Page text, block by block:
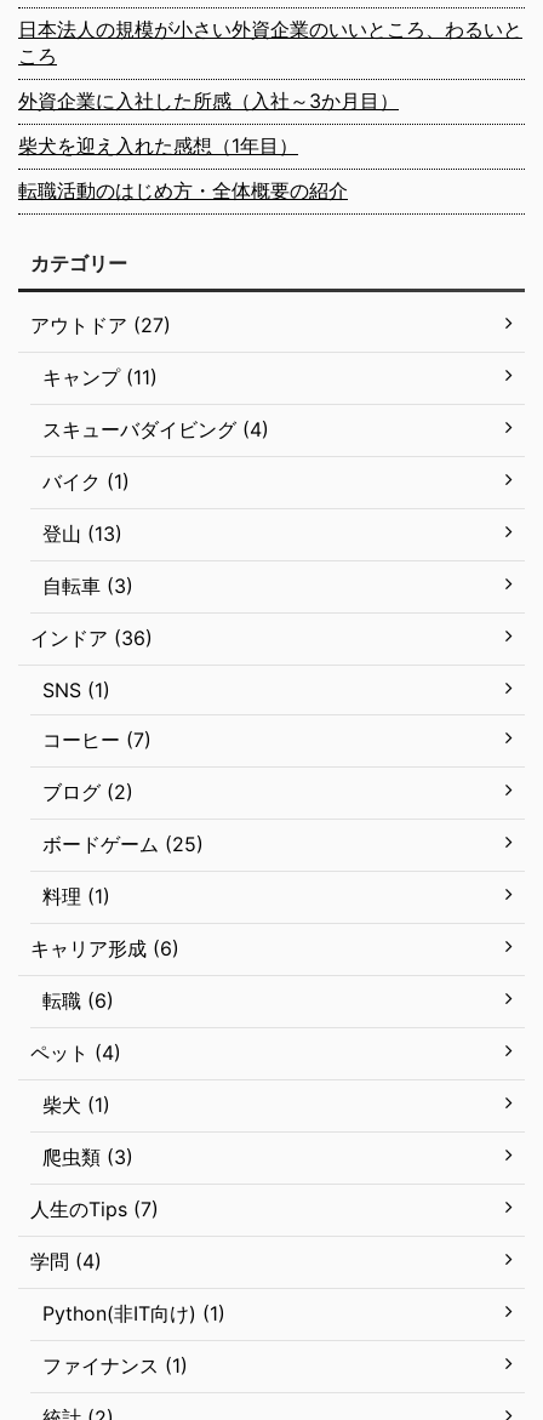
日本法人の規模が小さい外資企業のいいところ、わるいと
ころ
外資企業に入社した所感（入社～3か月目）
柴犬を迎え入れた感想（1年目）
転職活動のはじめ方・全体概要の紹介
カテゴリー
アウトドア (27)
キャンプ (11)
スキューバダイビング (4)
バイク (1)
登山 (13)
自転車 (3)
インドア (36)
SNS (1)
コーヒー (7)
ブログ (2)
ボードゲーム (25)
料理 (1)
キャリア形成 (6)
転職 (6)
ペット (4)
柴犬 (1)
爬虫類 (3)
人生のTips (7)
学問 (4)
Python(非IT向け) (1)
ファイナンス (1)